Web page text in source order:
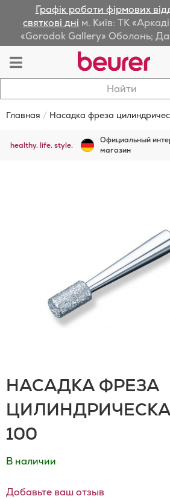
Графік роботи фірмових
святкові дні м. Київ: ТК
«Gorodok Gallery» Оболонь;
Toggle
Nav
Главная Насадка фреза
healthy. life. style.
Официальный
магазин
НАСАДКА ФРЕЗА
100
В наличии
Добавьте ваш отзыв